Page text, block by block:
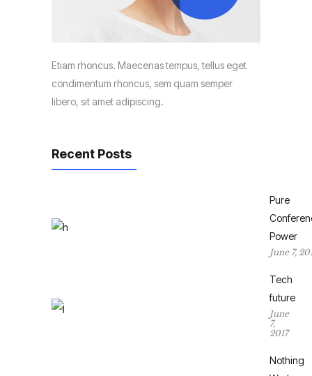
Etiam rhoncus. Maecenas tempus, tellus eget
condimentum rhoncus, sem quam semper
libero, sit amet adipiscing.
Recent Posts
Pure
Power
June 7,
Tech
future
June
7,
2017
Nothing